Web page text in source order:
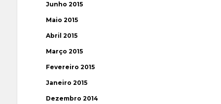
Junho 2015
Maio 2015
Abril 2015
Março 2015
Fevereiro 2015
Janeiro 2015
Dezembro 2014